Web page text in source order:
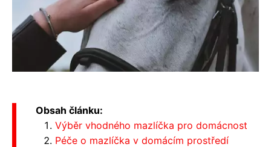
Obsah článku:
Výběr vhodného mazlíčka pro domácnost
Péče o mazlíčka v domácím prostředí